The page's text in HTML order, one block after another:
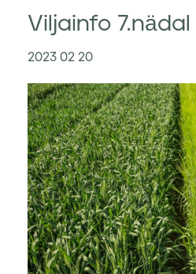
Viljainfo 7.nädal
2023 02 20